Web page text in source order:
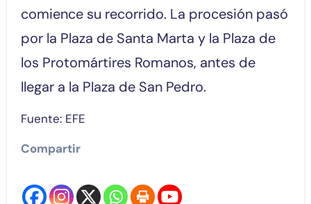
comience su recorrido. La procesión pasó
por la Plaza de Santa Marta y la Plaza de
los Protomártires Romanos, antes de
llegar a la Plaza de San Pedro.
Fuente: EFE
Compartir